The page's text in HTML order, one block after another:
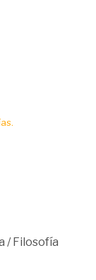
/ Filosofía